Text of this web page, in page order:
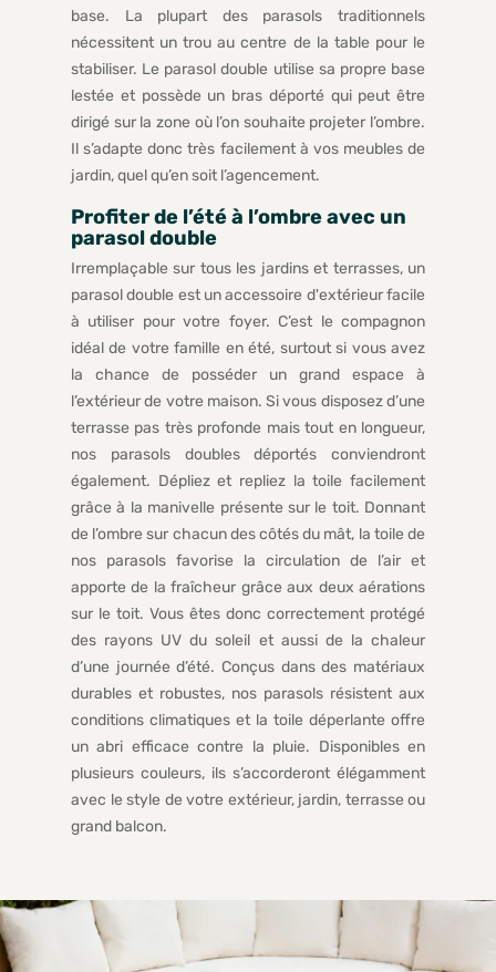
base. La plupart des parasols traditionnels
nécessitent un trou au centre de la table pour le
stabiliser. Le parasol double utilise sa propre base
lestée et possède un bras déporté qui peut être
dirigé sur la zone où l’on souhaite projeter l’ombre.
Il s’adapte donc très facilement à vos meubles de
jardin, quel qu’en soit l’agencement.
Profiter de l’été à l’ombre avec un
parasol double
Irremplaçable sur tous les jardins et terrasses, un
parasol double est un accessoire d'extérieur facile
à utiliser pour votre foyer. C’est le compagnon
idéal de votre famille en été, surtout si vous avez
la chance de posséder un grand espace à
l’extérieur de votre maison. Si vous disposez d’une
terrasse pas très profonde mais tout en longueur,
nos parasols doubles déportés conviendront
également. Dépliez et repliez la toile facilement
grâce à la manivelle présente sur le toit. Donnant
de l’ombre sur chacun des côtés du mât, la toile de
nos parasols favorise la circulation de l’air et
apporte de la fraîcheur grâce aux deux aérations
sur le toit. Vous êtes donc correctement protégé
des rayons UV du soleil et aussi de la chaleur
d’une journée d’été. Conçus dans des matériaux
durables et robustes, nos parasols résistent aux
conditions climatiques et la toile déperlante offre
un abri efficace contre la pluie. Disponibles en
plusieurs couleurs, ils s’accorderont élégamment
avec le style de votre extérieur, jardin, terrasse ou
grand balcon.